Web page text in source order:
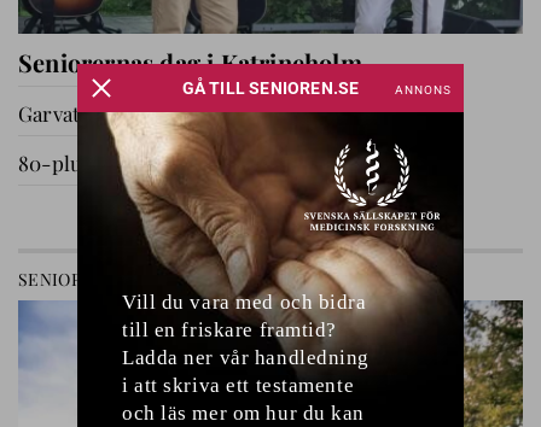
Seniorernas dag i Katrineholm
Garvat i Ryssby
80-plussare på utflykt
GÅ TILL AVDELNING
SENIOREN RELATIONER